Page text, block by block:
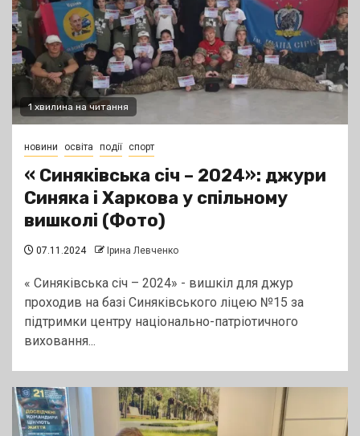
1 хвилина на читання
новини освіта події спорт
« Синяківська січ – 2024»: джури
Синяка і Харкова у спільному
вишколі (Фото)
07.11.2024 Ірина Левченко
« Синяківська січ – 2024» - вишкіл для джур
проходив на базі Синяківського ліцею №15 за
підтримки центру національно-патріотичного
виховання...